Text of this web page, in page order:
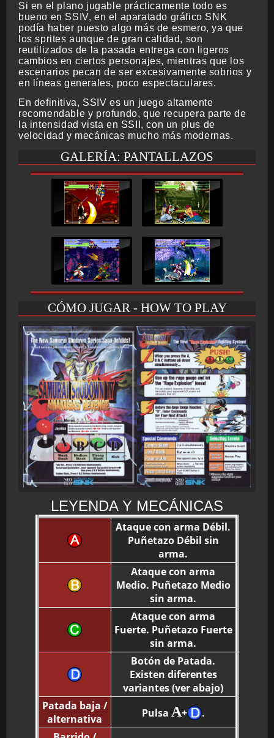
Si en el plano jugable prácticamente todo es
bueno en SSIV, en el aparatado gráfico SNK
podía haber puesto algo más de esmero, ya que
los sprites aunque de gran calidad, son
reutilizados de la pasada entrega con ligeros
cambios en ciertos personajes, mientras que los
escenarios pecan de ser excesivamente sobrios y
en líneas generales, poco espectaculares.
En definitiva, SSIV es un juego altamente
recomendable y profundo, que recupera parte de
la intensidad vista en SSII, con un plus de
velocidad y mecánicas mucho más modernas.
GALERÍA: PANTALLAZOS
CÓMO JUGAR - HOW TO PLAY
LEYENDA Y MECÁNICAS
Ataque con arma Débil.
Puñetazo Débil sin
arma.
Ataque con arma
Medio. Puñetazo Medio
sin arma.
Ataque con arma
Fuerte. Puñetazo Fuerte
sin arma.
Botón de Patada.
Existen diferentes
variantes (ver abajo)
Patada baja /
alternativa
Pulsa A+
.